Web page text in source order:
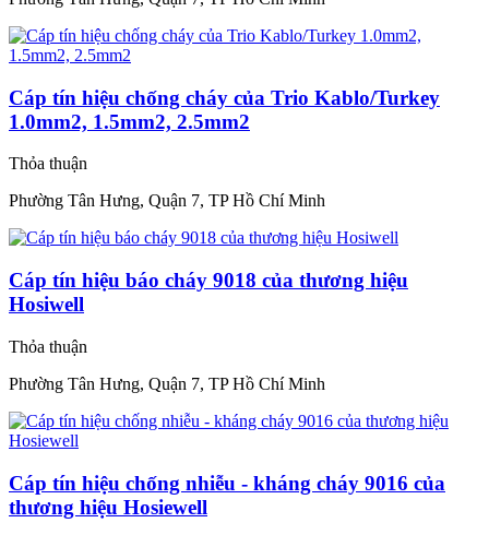
Cáp tín hiệu chống cháy của Trio Kablo/Turkey
1.0mm2, 1.5mm2, 2.5mm2
Thỏa thuận
Phường Tân Hưng, Quận 7, TP Hồ Chí Minh
Cáp tín hiệu báo cháy 9018 của thương hiệu
Hosiwell
Thỏa thuận
Phường Tân Hưng, Quận 7, TP Hồ Chí Minh
Cáp tín hiệu chống nhiễu - kháng cháy 9016 của
thương hiệu Hosiewell